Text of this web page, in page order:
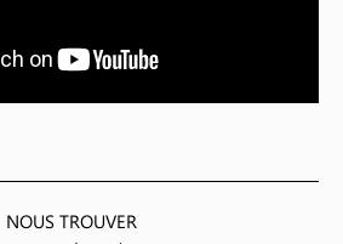
NOUS TROUVER